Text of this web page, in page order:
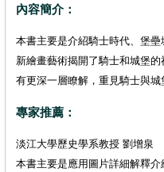
內容簡介：
本書主要是介紹騎士時代、堡
新繪畫藝術揭開了騎士和城堡
有更深一層瞭解，重見騎士與
專家推薦：
淡江大學歷史學系教授 劉增泉
本書主要是應用圖片詳細解釋